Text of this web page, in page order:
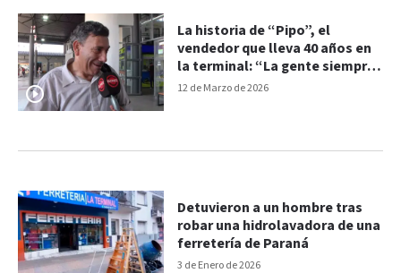
12 de Marzo de 2026
La historia de “Pipo”, el
vendedor que lleva 40 años en
la terminal: “La gente siempre
me ayudó”
3 de Enero de 2026
Detuvieron a un hombre tras
robar una hidrolavadora de una
ferretería de Paraná